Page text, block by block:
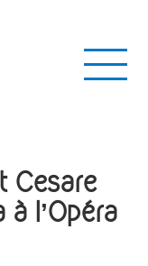
Cesare
l’Opéra